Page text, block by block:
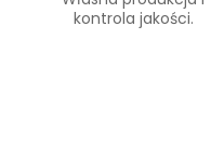
kontrola jakości.